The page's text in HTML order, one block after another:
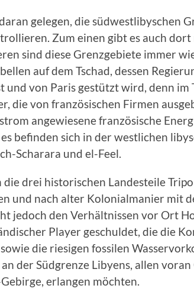
gelegen, die südwestlibyschen
Zum einen gibt es auch
sind diese Grenzgebiete immer
auf dem Tschad, dessen
und von Paris gestützt wird, denn im
die von französischen Firmen
angewiesene französische
befinden sich in der westlichen
Scharara und el-Feel.
drei historischen Landesteile
und nach alter Kolonialmanier mit
jedoch den Verhältnissen vor Ort
Player geschuldet, die die
die riesigen fossilen
der Südgrenze Libyens, allen voran
erlangen möchten.